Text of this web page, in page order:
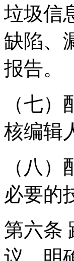
垃圾信
缺陷、
报告。
（七
核编辑
（八
必要的
第六条